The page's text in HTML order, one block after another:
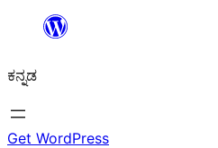
ವಿಷಯಕ್ಕೆ
ಕನ್ನಡ
Get WordPress